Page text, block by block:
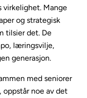
virkelighet. Mange
og strategisk
tilsier det. De
læringsvilje,
generasjon.
med seniorer
oppstår noe av det